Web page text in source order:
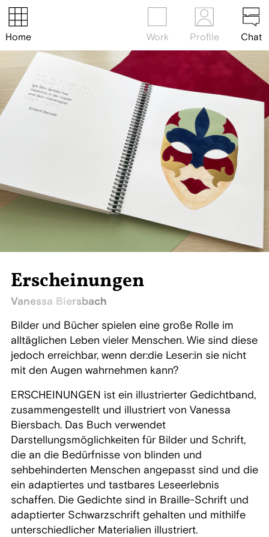
Home Work Profile Chat
Erscheinungen
Vanessa Biersbach
Bilder und Bücher spielen eine große Rolle im
alltäglichen Leben vieler Menschen. Wie sind diese
jedoch erreichbar, wenn der:die Leser:in sie nicht
mit den Augen wahrnehmen kann?
ERSCHEINUNGEN ist ein illustrierter Gedichtband,
zusammengestellt und illustriert von Vanessa
Biersbach. Das Buch verwendet
Darstellungsmöglichkeiten für Bilder und Schrift,
die an die Bedürfnisse von blinden und
sehbehinderten Menschen angepasst sind und die
ein adaptiertes und tastbares Leseerlebnis
schaffen. Die Gedichte sind in Braille-Schrift und
adaptierter Schwarzschrift gehalten und mithilfe
unterschiedlicher Materialien illustriert.